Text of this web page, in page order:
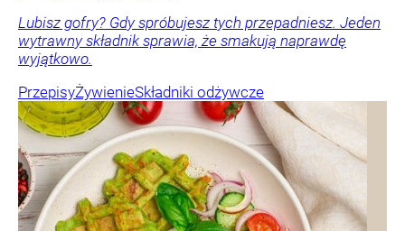
Lubisz gofry? Gdy spróbujesz tych przepadniesz. Jeden
wytrawny składnik sprawia, że smakują naprawdę
wyjątkowo.
PrzepisyŻywienieSkładniki odżywcze